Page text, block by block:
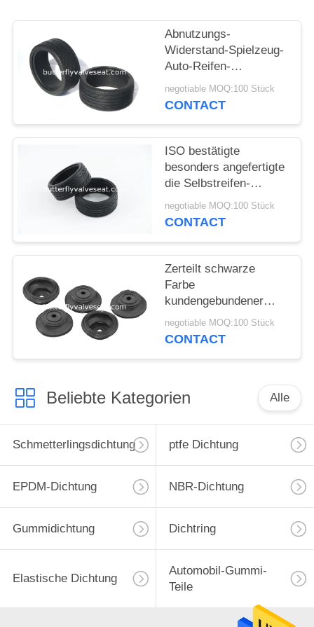
SITEMAP
PRIVACY
POLICY
Abnutzungs-
Widerstand-Spielzeug-
Auto-Reifen-
Automobilgummiteile
mit dem Maß
negotiable MOQ:100 Stück
CONTACT
ISO bestätigte
besonders angefertigte
die Selbstreifen-
Spielwaren-
Material/Farbe/Härte/Form
negotiable MOQ:100 Stück
CONTACT
Zerteilt schwarze
Farbe
kundengebundener
Selbstgummi
Befestiger-Dichtungen
negotiable MOQ:100 Stück
CONTACT
Beliebte Kategorien Alle
Schmetterlingsdichtung ptfe Dichtung
EPDM-Dichtung NBR-Dichtung
Gummidichtung Dichtring
Elastische Dichtung
Automobil-Gummi-
Teile